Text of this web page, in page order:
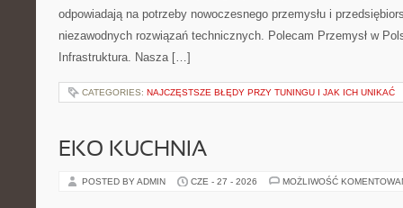
odpowiadają na potrzeby nowoczesnego przemysłu i
niezawodnych rozwiązań technicznych. Polecam Przemysł w
Infrastruktura. Nasza […]
CATEGORIES: NAJCZĘSTSZE BŁĘDY PRZY TUNINGU I JAK ICH UNIKAĆ
EKO KUCHNIA
POSTED BY ADMIN CZE - 27 - 2026 MOŻLIWOŚĆ